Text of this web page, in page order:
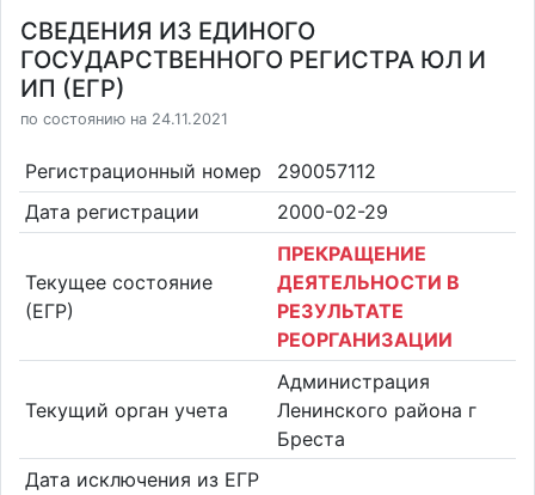
СВЕДЕНИЯ ИЗ ЕДИНОГО
ГОСУДАРСТВЕННОГО РЕГИСТРА ЮЛ И
ИП (ЕГР)
по состоянию на 24.11.2021
Регистрационный номер
290057112
Дата регистрации
2000-02-29
Текущее состояние
(ЕГР)
ПРЕКРАЩЕНИЕ
ДЕЯТЕЛЬНОСТИ В
РЕЗУЛЬТАТЕ
РЕОРГАНИЗАЦИИ
Текущий орган учета
Администрация
Ленинского района г
Бреста
Дата исключения из ЕГР